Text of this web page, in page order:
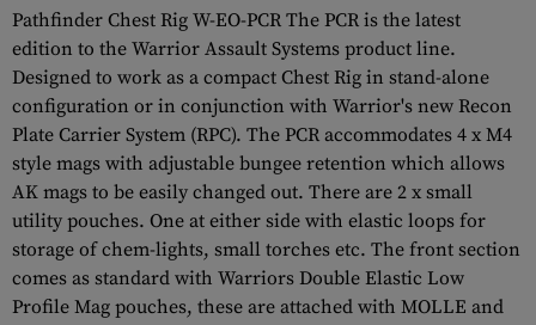
Pathfinder Chest Rig W-EO-PCR The PCR is the latest
edition to the Warrior Assault Systems product line.
Designed to work as a compact Chest Rig in stand-alone
configuration or in conjunction with Warrior's new Recon
Plate Carrier System (RPC). The PCR accommodates 4 x M4
style mags with adjustable bungee retention which allows
AK mags to be easily changed out. There are 2 x small
utility pouches. One at either side with elastic loops for
storage of chem-lights, small torches etc. The front section
comes as standard with Warriors Double Elastic Low
Profile Mag pouches, these are attached with MOLLE and